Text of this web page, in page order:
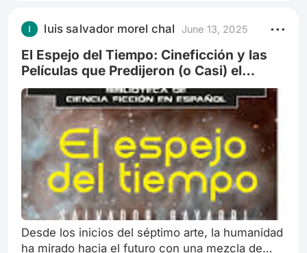
películas han logrado pintar cuadros tan vívidos
del futuro que, al verlos materializarse, nos
dejan con una mezcla de asombro y escalofrío.
No hab
luis salvador morel chal June 13, 2025
El Espejo del Tiempo: Cineficción y las
Películas que Predijeron (o Casi) el
Futuro
Desde los inicios del séptimo arte, la humanidad
ha mirado hacia el futuro con una mezcla de